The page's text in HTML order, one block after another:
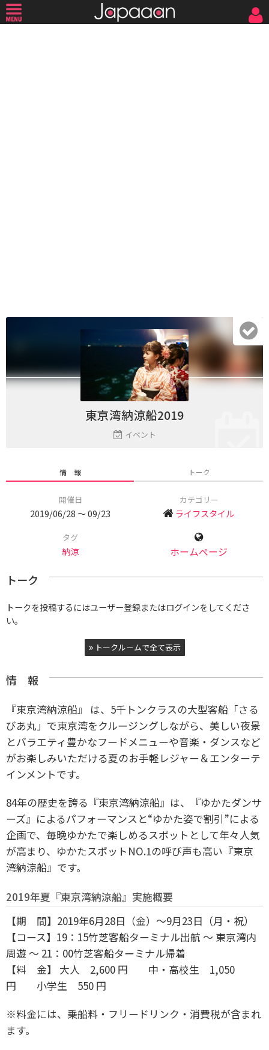
東京湾納涼船2019
イベント
情 報 トーク
開催日
2019/06/28 〜 09/23
カテゴリー
ライフスタイル
タグ
納涼 ホームページ
トーク
トークを投稿するにはユーザー登録またはログインをしてくださ
い。
トークルームで全て表示
情 報
『東京湾納涼船』 は、5千トンクラスの大型客船「さる
びあ丸」で東京湾をクルージングしながら、美しい夜景
とバラエティ豊かなフードメニューや音楽・ダンスなど
がお楽しみいただける夏のお手軽レジャー＆エンターテ
インメントです。
84年の歴史を誇る『東京湾納涼船』は、『ゆかたダンサ
ーズ』によるパフォーマンスと“ゆかた姿で割引”による
企画で、毎晩ゆかたで楽しめるスポットとして年々人気
が高まり、ゆかたスポットNO.1の呼び声も高い『東京
湾納涼船』です。
2019年夏『東京湾納涼船』実施概要
【期 間】2019年6月28日（金）～9月23日（月・祝）
【コース】19：15竹芝客船ターミナル出航 ～ 東京湾内
周遊 ～ 21：00竹芝客船ターミナル帰着
【料 金】 大人 2,600 円 中・高校生 1,050
円 小学生 550 円
※料金には、乗船料・フリードリンク・消費税が含まれ
ます。